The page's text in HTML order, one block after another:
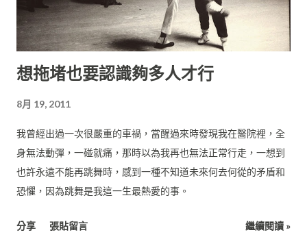
想拖堵也要認識夠多人才行
8月 19, 2011
我曾經出過一次很嚴重的車禍，當醒過來時發現我在醫院裡，全
身無法動彈，一碰就痛，那時以為我再也無法正常行走，一想到
也許永遠不能再跳舞時，感到一種不知道未來何去何從的矛盾和
恐懼，因為跳舞是我這一生最熱愛的事。
分享 張貼留言 繼續閱讀 »